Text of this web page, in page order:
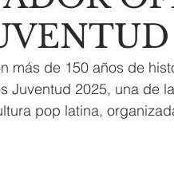
más de 150 años de
Juventud 2025, una de
pop latina,